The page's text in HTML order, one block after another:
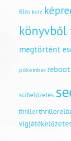
film kvíz
könyvből
megtörtént
pókember reboot
scifielőzetes
thriller